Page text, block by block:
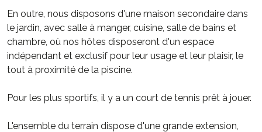
En outre, nous disposons d'une maison secondaire dans
le jardin, avec salle à manger, cuisine, salle de bains et
chambre, où nos hôtes disposeront d'un espace
indépendant et exclusif pour leur usage et leur plaisir, le
tout à proximité de la piscine.
Pour les plus sportifs, il y a un court de tennis prêt à jouer.
L'ensemble du terrain dispose d'une grande extension,